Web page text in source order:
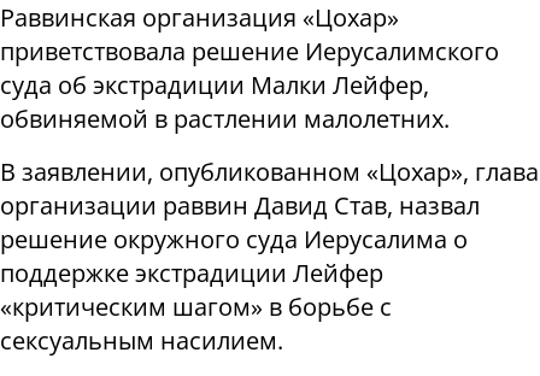
Раввинская организация «Цохар»
приветствовала решение Иерусалимского
суда об экстрадиции Малки Лейфер,
обвиняемой в растлении малолетних.
В заявлении, опубликованном «Цохар», глава
организации раввин Давид Став, назвал
решение окружного суда Иерусалима о
поддержке экстрадиции Лейфер
«критическим шагом» в борьбе с
сексуальным насилием.